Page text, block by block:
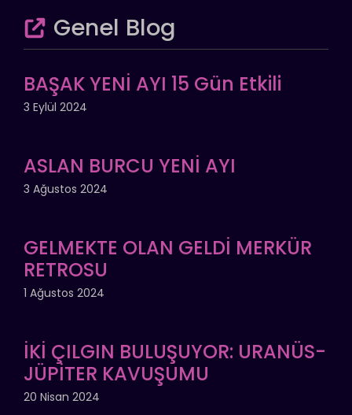
Genel Blog
BAŞAK YENİ AYI 15 Gün Etkili
3 Eylül 2024
ASLAN BURCU YENİ AYI
3 Ağustos 2024
GELMEKTE OLAN GELDİ MERKÜR
RETROSU
1 Ağustos 2024
İKİ ÇILGIN BULUŞUYOR: URANÜS-
JÜPİTER KAVUŞUMU
20 Nisan 2024